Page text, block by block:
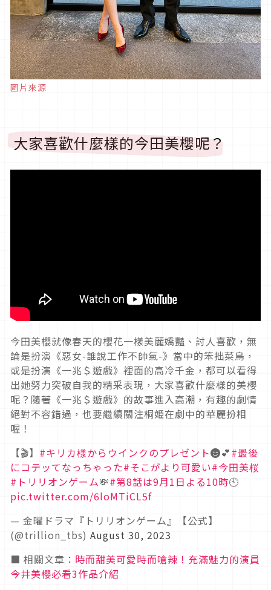
圖片來源
大家喜歡什麼樣的今田美櫻呢？
今田美櫻就像春天的櫻花一樣美麗嬌豔、討人喜歡，無
論是扮演《惡女-誰說工作不帥氣-》 當中的笨拙菜鳥，
或是扮演《一兆＄遊戲》裡面的高冷千金，都可以看得
出她努力突破自我的精采表現，大家喜歡什麼樣的美櫻
呢？隨著《一兆＄遊戲》的故事進入高潮，有趣的劇情
絕對不容錯過，也要繼續關注桐姫在劇中的華麗扮相
喔！
【🎬】 #キリカ様からウインクのプレゼント😉💕#最後
にコテッてなっちゃった#そこがより可愛い#今田美桜
#トリリオンゲーム💸#第8話は9月1日よる10時🕙
pic.twitter.com/6loMTiCL5f
— 金曜ドラマ『トリリオンゲーム』【公式】
(@trillion_tbs) August 30, 2023
■ 相關文章： 時而甜美可愛時而嗆辣！充滿魅力的演員
今井美櫻必看3作品介紹